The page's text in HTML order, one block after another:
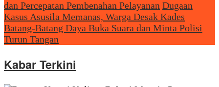
dan Percepatan Pembenahan Pelayanan Dugaan
Kasus Asusila Memanas, Warga Desak Kades
Batang-Batang Daya Buka Suara dan Minta Polisi
Turun Tangan
Kabar Terkini